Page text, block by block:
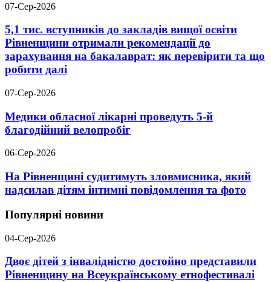
07-Сер-2026
5,1 тис. вступників до закладів вищої освіти
Рівненщини отримали рекомендації до
зарахування на бакалаврат: як перевірити та що
робити далі
07-Сер-2026
Медики обласної лікарні проведуть 5-й
благодійний велопробіг
06-Сер-2026
На Рівненщині судитимуть зловмисника, який
надсилав дітям інтимні повідомлення та фото
Популярні новини
04-Сер-2026
Двоє дітей з інвалідністю достойно представили
Рівненщину на Всеукраїнському етнофестивалі